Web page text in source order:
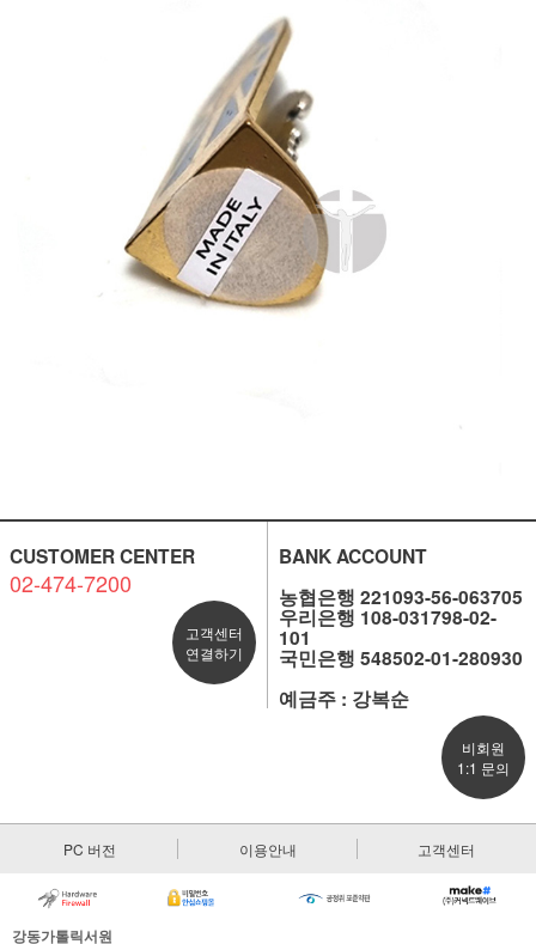
CUSTOMER CENTER
02-474-7200
고객센터
연결하기
BANK ACCOUNT
농협은행 221093-56-063705
우리은행 108-031798-02-
101
국민은행 548502-01-280930
예금주 : 강복순
비회원
1:1 문의
PC 버전 이용안내 고객센터
강동가톨릭서원